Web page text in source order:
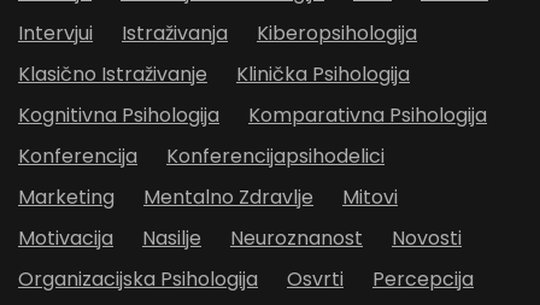
Intervjui
Istraživanja
Kiberopsihologija
Klasično Istraživanje
Klinička Psihologija
Kognitivna Psihologija
Komparativna Psihologija
Konferencija
Konferencijapsihodelici
Marketing
Mentalno Zdravlje
Mitovi
Motivacija
Nasilje Neuroznanost
Novosti
Organizacijska Psihologija
Osvrti
Percepcija